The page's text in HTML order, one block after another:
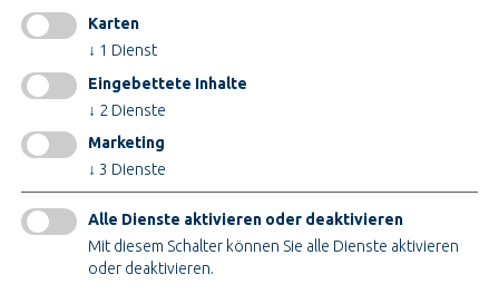
Impressum
AGB
Datenschutz
Cookieeinstellungen ändern
ZERTIFIKATE
Karten
↓ 1 Dienst
Eingebettete Inhalte
↓ 2 Dienste
Marketing
↓ 3 Dienste
Alle Dienste aktivieren oder deaktivieren
Mit diesem Schalter können Sie alle Dienste aktivieren
oder deaktivieren.